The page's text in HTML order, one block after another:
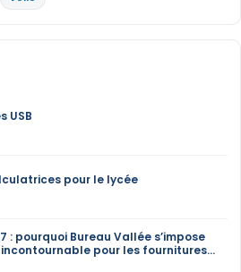
USB
pour le lycée
: pourquoi Bureau Vallée s’impose
incontournable pour les fournitures